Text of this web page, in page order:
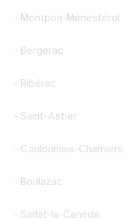
- Montpon-Ménestérol
- Bergerac
- Ribérac
- Saint-Astier
- Coulounieix-Chamiers
- Boulazac
- Sarlat-la-Canéda